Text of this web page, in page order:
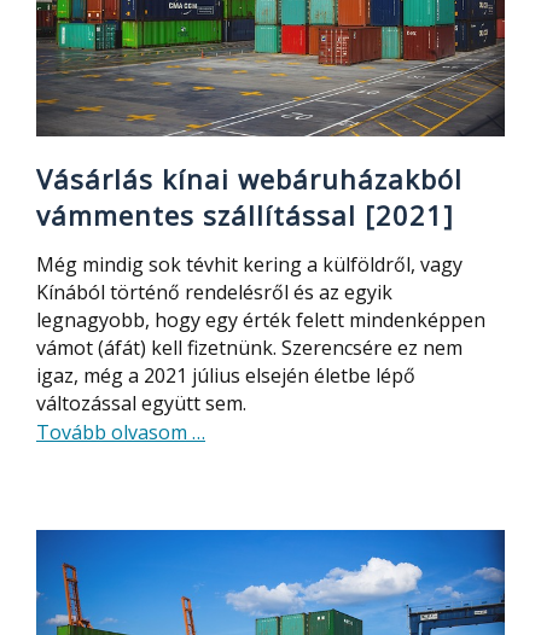
Vásárlás kínai webáruházakból
vámmentes szállítással [2021]
Még mindig sok tévhit kering a külföldről, vagy
Kínából történő rendelésről és az egyik
legnagyobb, hogy egy érték felett mindenképpen
vámot (áfát) kell fizetnünk. Szerencsére ez nem
igaz, még a 2021 július elsején életbe lépő
változással együtt sem.
Tovább olvasom about
vámmentes
szállítással
[2021]
…